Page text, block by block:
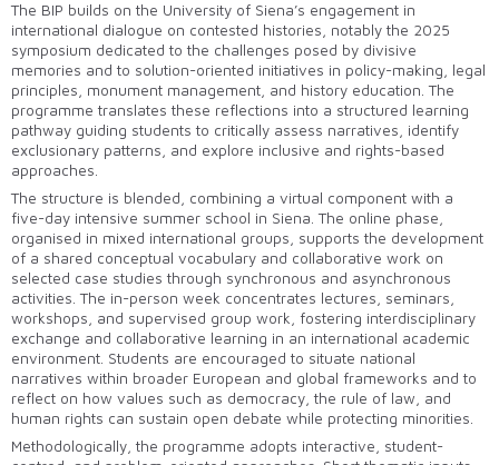
The BIP builds on the University of Siena’s engagement in
international dialogue on contested histories, notably the 2025
symposium dedicated to the challenges posed by divisive
memories and to solution-oriented initiatives in policy-making, legal
principles, monument management, and history education. The
programme translates these reflections into a structured learning
pathway guiding students to critically assess narratives, identify
exclusionary patterns, and explore inclusive and rights-based
approaches.
The structure is blended, combining a virtual component with a
five-day intensive summer school in Siena. The online phase,
organised in mixed international groups, supports the development
of a shared conceptual vocabulary and collaborative work on
selected case studies through synchronous and asynchronous
activities. The in-person week concentrates lectures, seminars,
workshops, and supervised group work, fostering interdisciplinary
exchange and collaborative learning in an international academic
environment. Students are encouraged to situate national
narratives within broader European and global frameworks and to
reflect on how values such as democracy, the rule of law, and
human rights can sustain open debate while protecting minorities.
Methodologically, the programme adopts interactive, student-